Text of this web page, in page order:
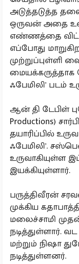
அடுத்தடுத்த
ஒருவன் அதை
எண்ணத்தை
எப்போது
முற்றுப்புள்ளி
ஃபேமிலி’ படம்
ஆன் தி டேபிள்
Productions)
தயாரிப்பில்
ஃபேமிலி’.
உருவாகியுள்ள
இயக்கியுள்ளார்.
பருத்திவீரன்
முக்கிய
மலைச்சாமி
நடித்துள்ளார்.
மற்றும் நிஷா
நடித்துள்ளனர்.